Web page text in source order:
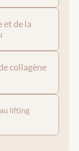
de la
collagène
lifting